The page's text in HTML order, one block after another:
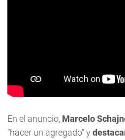
En el anuncio, Marcelo
“hacer un agregado” y